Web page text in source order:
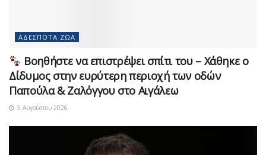
ΑΔΈΣΠΟΤΑ ΖΏΑ
Βοηθήστε να επιστρέψει σπίτι του – Χάθηκε ο
Δίδυμος στην ευρύτερη περιοχή των οδών
Παπούλα & Ζαλόγγου στο Αιγάλεω
5 Αυγούστου 2026